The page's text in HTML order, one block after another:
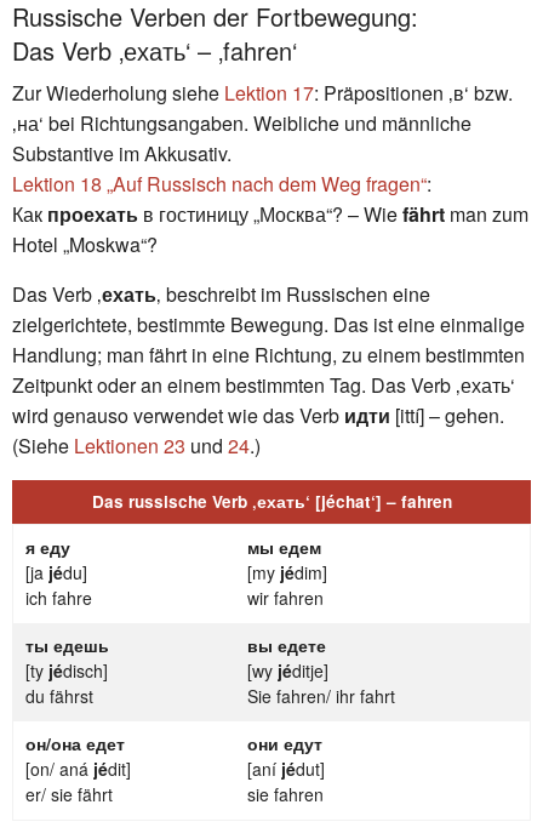
Russische Verben der Fortbewegung:
Das Verb ‚ехать‘ – ‚fahren‘
Zur Wiederholung siehe Lektion 17: Präpositionen ‚в‘ bzw.
‚на‘ bei Richtungsangaben. Weibliche und männliche
Substantive im Akkusativ.
Lektion 18 „Auf Russisch nach dem Weg fragen“:
Как проехать в гостиницу „Москва“? – Wiefährt man zum
Hotel „Moskwa“?
Das Verb ‚ехать‚ beschreibt im Russischen eine
zielgerichtete, bestimmte Bewegung. Das ist eine einmalige
Handlung; man fährt in eine Richtung, zu einem bestimmten
Zeitpunkt oder an einem bestimmten Tag. Das Verb ‚ехать‘
wird genauso verwendet wie das Verb идти [ittí] – gehen.
(Siehe Lektionen 23 und 24.)
Das russische Verb ‚ехать‘ [jéchat‘] – fahren
я еду
[ja jédu]
ich fahre
мы едем
[my jédim]
wir fahren
ты едешь
[ty jédisch]
du fährst
вы едете
[wy jéditje]
Sie fahren/ ihr fahrt
он/она едет
[on/ aná jédit]
er/ sie fährt
они едут
[aní jédut]
sie fahren